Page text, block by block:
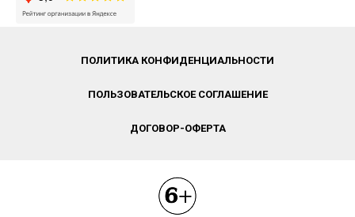
ПОЛИТИКА КОНФИДЕНЦИАЛЬНОСТИ
ПОЛЬЗОВАТЕЛЬСКОЕ СОГЛАШЕНИЕ
ДОГОВОР-ОФЕРТА